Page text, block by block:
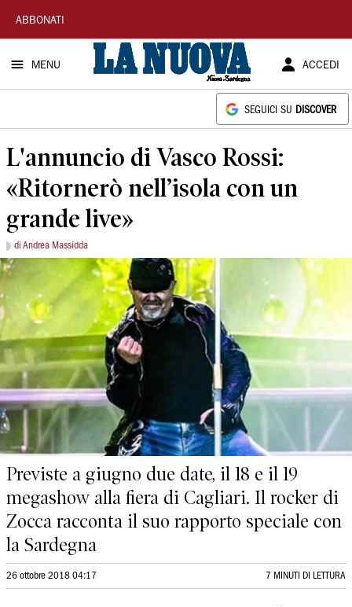
La
Nuova
Sardegna
ABBONATI
MENU ACCEDI
SEGUICI SU DISCOVER
L'annuncio di Vasco Rossi:
«Ritornerò nell’isola con un
grande live»
di Andrea Massidda
Previste a giugno due date, il 18 e il 19
megashow alla fiera di Cagliari. Il rocker di
Zocca racconta il suo rapporto speciale con
la Sardegna
26 ottobre 2018 04:17 7 MINUTI DI LETTURA